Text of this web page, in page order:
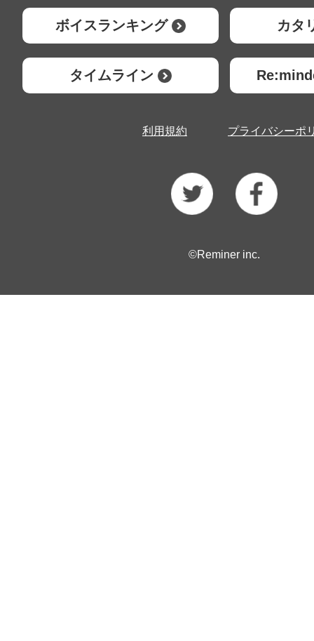
ボイスランキング カタ
タイムライン
利用規約 プライバシーポ
©Reminer inc.